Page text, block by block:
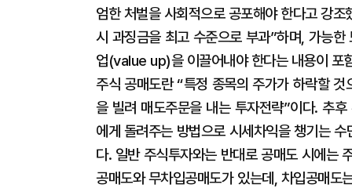
엄한 처벌을 사회적으로 공포해야 한다고 강
시 과징금을 최고 수준으로 부과”하며, 가능
업(value up)을 이끌어내야 한다는 내용이 포
주식 공매도란 “특정 종목의 주가가 하락할
을 빌려 매도주문을 내는 투자전략”이다. 추
에게 돌려주는 방법으로 시세차익을 챙기는
다. 일반 주식투자와는 반대로 공매도 시에는
공매도와 무차입공매도가 있는데, 차입공매도